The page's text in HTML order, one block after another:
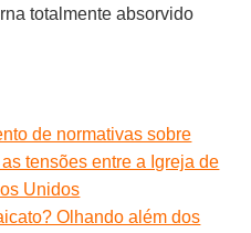
totalmente absorvido
de normativas sobre
tensões entre a Igreja de
Unidos
Olhando além dos